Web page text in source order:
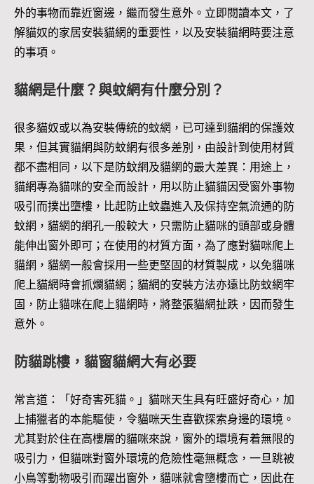
外的事物而靠近窗邊，繼而發生意外。立即閱讀本文，了
解貓奴的家居安裝貓網的重要性，以及安裝貓網時要注意
的事項。
貓網是什麼？與蚊網有什麼分別？
很多貓奴或以為安裝傳統的蚊網，已可達到貓網的保護效
果，但其實貓網與防蚊網有很多差別，由設計到使用材質
都不盡相同，以下是防蚊網及貓網的最大差異：用途上，
貓網專為貓咪的安全而設計，用以防止貓貓因受窗外事物
吸引而撲出墮樓，比起防止蚊蟲進入及保持空氣流通的防
蚊網，貓網的網孔一般較大，只需防止貓咪的頭部或身體
能伸出窗外即可；在使用的材質方面，為了應對貓咪爬上
貓網，貓網一般會採用一些更堅固的材質製成，以免貓咪
爬上貓網時會抓爛貓網；貓網的安裝方法亦遠比防蚊網牢
固，防止貓咪在爬上貓網時，將整張貓網扯跌，因而發生
意外。
防貓跳樓，貓窗貓網大有必要
常言道：「好奇害死貓。」貓咪天生具有旺盛好奇心，加
上捕獵者的本能驅使，令貓咪天生喜歡探索身邊的環境。
尤其對於住在高樓層的貓咪來說，窗外的環境有着無限的
吸引力，但貓咪對窗外環境的危險性毫無概念，一旦跳被
小鳥等動物吸引而躍出窗外，貓咪就會墮樓而亡，因此在